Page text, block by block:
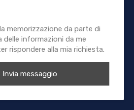
memorizzazione da parte di
delle informazioni da me
rispondere alla mia richiesta.
Invia messaggio